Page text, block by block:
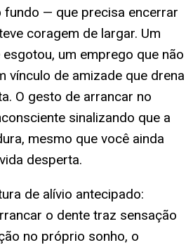
fundo — que precisa encerrar
coragem de largar. Um
um emprego que não
vínculo de amizade que drena
O gesto de arrancar no
sinalizando que a
mesmo que você ainda
desperta.
de alívio antecipado:
o dente traz sensação
no próprio sonho, o